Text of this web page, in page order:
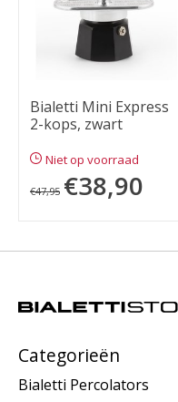
Bialetti Mini Express
2-kops, zwart
Niet op voorraad
€47,95 €38,90
Categorieën
Bialetti Percolators